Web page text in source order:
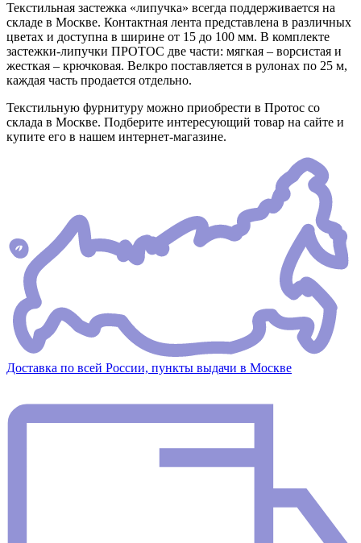
Текстильная застежка «липучка» всегда поддерживается на
складе в Москве. Контактная лента представлена в различных
цветах и доступна в ширине от 15 до 100 мм. В комплекте
застежки-липучки ПРОТОС две части: мягкая – ворсистая и
жесткая – крючковая. Велкро поставляется в рулонах по 25 м,
каждая часть продается отдельно.
Текстильную фурнитуру можно приобрести в Протос со
склада в Москве. Подберите интересующий товар на сайте и
купите его в нашем интернет-магазине.
Доставка по всей России, пункты выдачи в Москве